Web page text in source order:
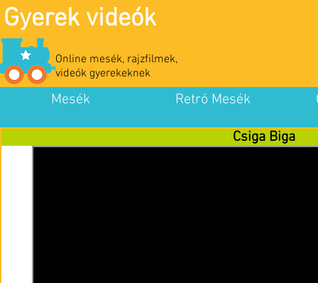
Gyerek videók
Online mesék, rajzfilmek,
videók gyerekeknek
Mesék Retró Mesék
Csiga Biga